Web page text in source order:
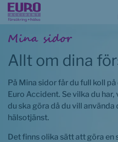
Mina sidor
Allt om dina
På Mina sidor får du full koll
Euro Accident. Se vilka du
du ska göra då du vill
hälsotjänst.
Det finns olika sätt att göra en